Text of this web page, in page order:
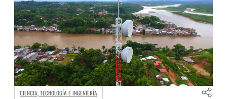
CIENCIA, TECNOLOGÍA E INGENIERÍA